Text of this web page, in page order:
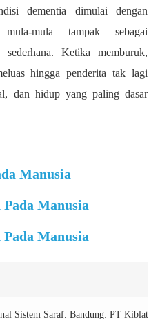
dementia dimulai dengan
mula tampak sebagai
Ketika memburuk,
hingga penderita tak lagi
dan hidup yang paling dasar
Manusia
Pada Manusia
Pada Manusia
Sistem Saraf. Bandung: PT Kiblat